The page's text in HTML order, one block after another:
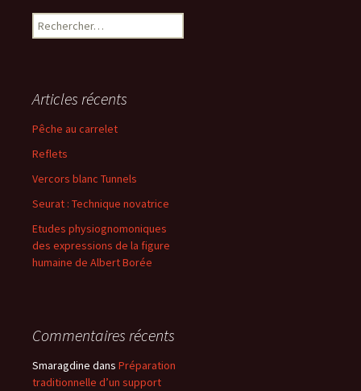
Rechercher :
Articles récents
Pêche au carrelet
Reflets
Vercors blanc Tunnels
Seurat : Technique novatrice
Etudes physiognomoniques
des expressions de la figure
humaine de Albert Borée
Commentaires récents
Smaragdine dans Préparation
traditionnelle d’un support